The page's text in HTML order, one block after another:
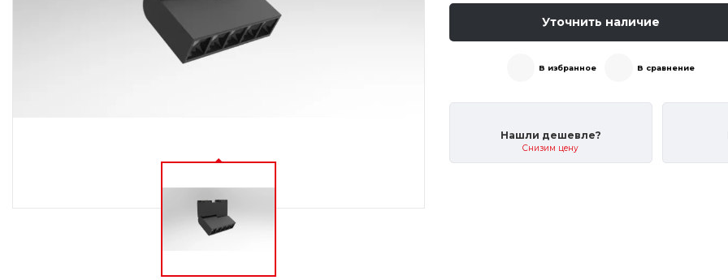
Уточнить наличие
В избранное В сравнение
Нашли дешевле?
Снизим цену